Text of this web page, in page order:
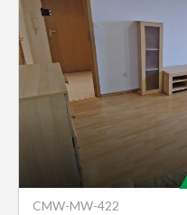
CMW-MW-422